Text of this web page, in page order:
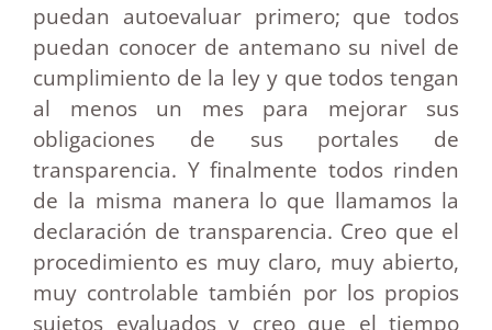
puedan autoevaluar primero; que todos
puedan conocer de antemano su nivel de
cumplimiento de la ley y que todos tengan
al menos un mes para mejorar sus
obligaciones de sus portales de
transparencia. Y finalmente todos rinden
de la misma manera lo que llamamos la
declaración de transparencia. Creo que el
procedimiento es muy claro, muy abierto,
muy controlable también por los propios
sujetos evaluados y creo que el tiempo